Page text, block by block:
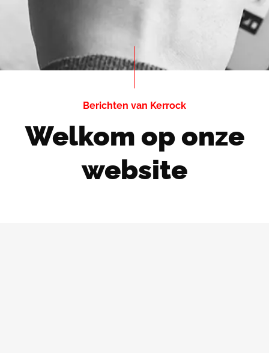
Berichten van Kerrock
Welkom op onze
website